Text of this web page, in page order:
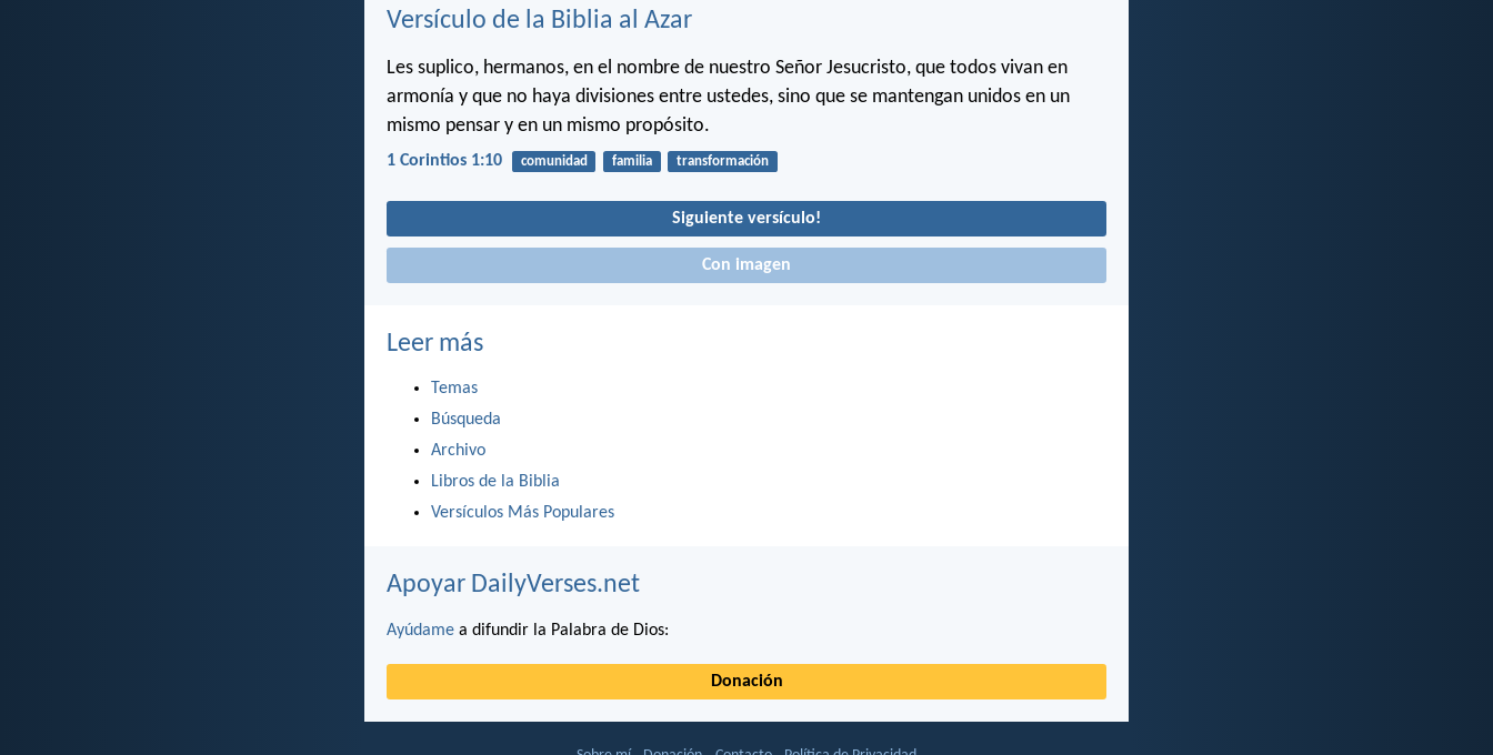
Versículo de la Biblia al Azar
Les suplico, hermanos, en el nombre de nuestro Señor Jesucristo, que todos vivan en
armonía y que no haya divisiones entre ustedes, sino que se mantengan unidos en un
mismo pensar y en un mismo propósito.
1 Corintios 1:10 comunidad familia transformación
Siguiente versículo!
Con imagen
Leer más
Temas
Búsqueda
Archivo
Libros de la Biblia
Versículos Más Populares
Apoyar DailyVerses.net
Ayúdame a difundir la Palabra de Dios:
Donación